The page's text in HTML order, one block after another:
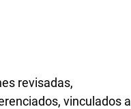
revisadas,
vinculados al